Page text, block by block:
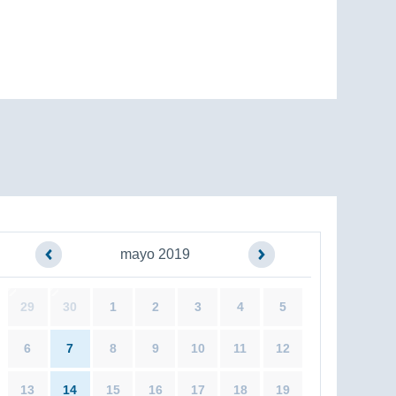
mayo 2019
29 30 1 2 3 4 5
6 7 8 9 10 11 12
13 14 15 16 17 18 19